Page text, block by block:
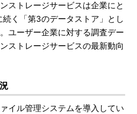
ストレージサービスは企業にと
く「第3のデータストア」とし
ユーザー企業に対する調査デー
ストレージサービスの最新動向
イル管理システムを導入してい